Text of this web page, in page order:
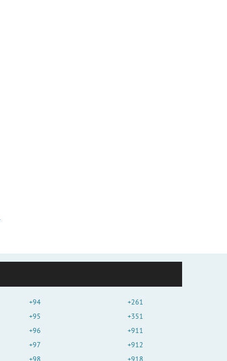
+94
+95
+96
+97
+98
+261
+351
+911
+912
+918